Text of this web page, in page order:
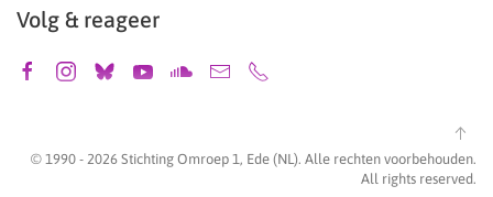
Volg & reageer
© 1990 - 2026 Stichting Omroep 1, Ede (NL). Alle rechten voorbehouden.
All rights reserved.